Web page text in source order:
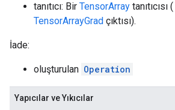
tanıtıcı: Bir TensorArray tanıtıcısı (
TensorArrayGrad çıktısı).
İade:
oluşturulan Operation
Yapıcılar ve Yıkıcılar